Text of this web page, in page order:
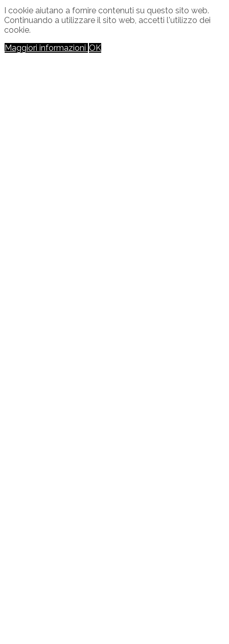
I cookie aiutano a fornire contenuti su questo sito web.
Continuando a utilizzare il sito web, accetti l'utilizzo dei
cookie.
Maggiori informazioni OK